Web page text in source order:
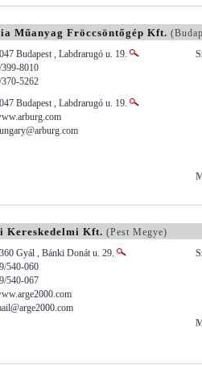
Műanyag Fröccsöntőgép Kft.
Budapest , Labdrarugó u. 19.
399-8010
370-5262
Budapest , Labdrarugó u. 19.
Kereskedelmi Kft. (Pest Megye)
Gyál , Bánki Donát u. 29.
540-060
540-067